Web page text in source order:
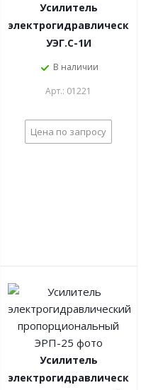
Усилитель
электрогидравлический
УЭГ.С-1И
В наличии
Арт.: 01221
Цена по запросу
Усилитель
электрогидравлический